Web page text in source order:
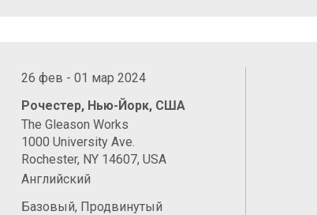
26 фев - 01 мар 2024
Рочестер, Нью-Йорк, США
The Gleason Works
1000 University Ave.
Rochester, NY 14607, USA
Английский
Базовый, Продвинутый